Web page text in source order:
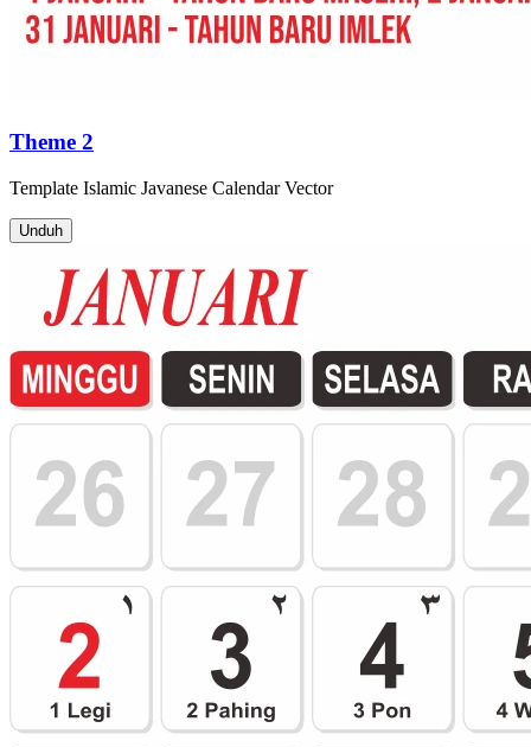
Theme 2
Template Islamic Javanese CalendarVector
Unduh